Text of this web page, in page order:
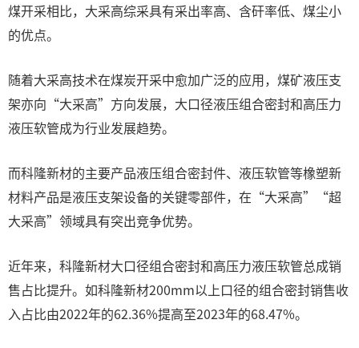
煤开采相比，大采高综采具有采出率高、含矸率低、煤尘小
的优点。‌
随着大采高技术在煤炭开采中愈加广泛的应用，煤矿液压支
架亦向“大采高”方向发展，大口径液压组合密封和高压力
液压软管成为行业发展趋势。
而科隆新材的主要产品液压组合密封件、液压软管等橡塑新
材料产品是液压支架设备的关键零部件，在“大采高”“超
大采高”领域具有突出竞争优势。
近年来，科隆新材大口径组合密封和高压力液压软管总成销
售占比提升。如科隆新材200mm以上口径的组合密封销售收
入占比由2022年的62.36%提高至2023年的68.47%。